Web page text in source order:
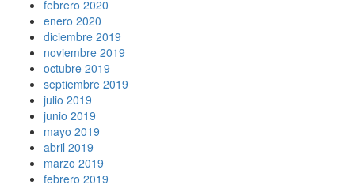
febrero 2020
enero 2020
diciembre 2019
noviembre 2019
octubre 2019
septiembre 2019
julio 2019
junio 2019
mayo 2019
abril 2019
marzo 2019
febrero 2019